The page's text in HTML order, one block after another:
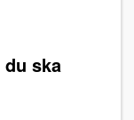
ska